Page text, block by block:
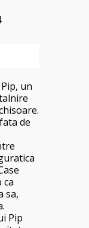
un
de
ca
sa,
Pip